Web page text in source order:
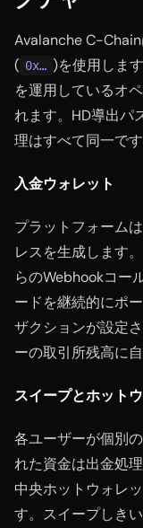
Avalanche C-
( 0x… )を使用しま
を運用しているオ
れます。HD導出パ
理はすべて同一です
入金ウォレット
プラットフォーム
レスを生成します
らのWebhookコー
ードを継続的にポ
ザクションが設定
ーの取引所残高に
スイープとホット
各ユーザーが個別
れた資金は出金処
中央ホットウォレ
す。スイープしき